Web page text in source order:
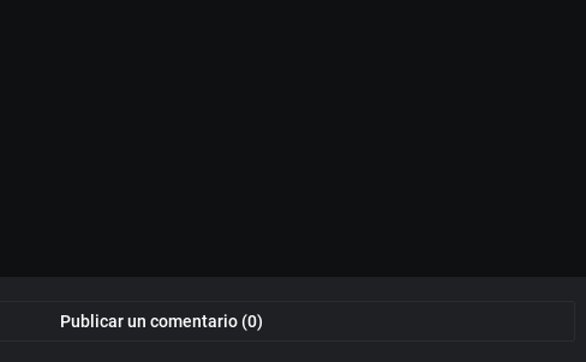
Publicar un comentario (0)